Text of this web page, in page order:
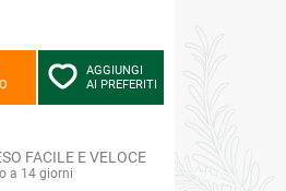
AGGIUNGI
AI PREFERITI
FACILE E VELOCE
a 14 giorni